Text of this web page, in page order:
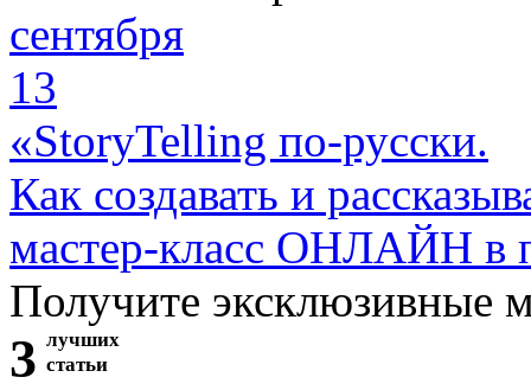
сентября
13
«StoryTelling по-русски.
Как создавать и
мастер-класс ОНЛАЙН в
Получите эксклюзивные
3 лучших
статьи